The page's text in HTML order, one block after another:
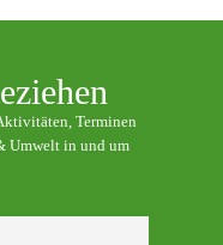
Terminen
Umwelt in und um